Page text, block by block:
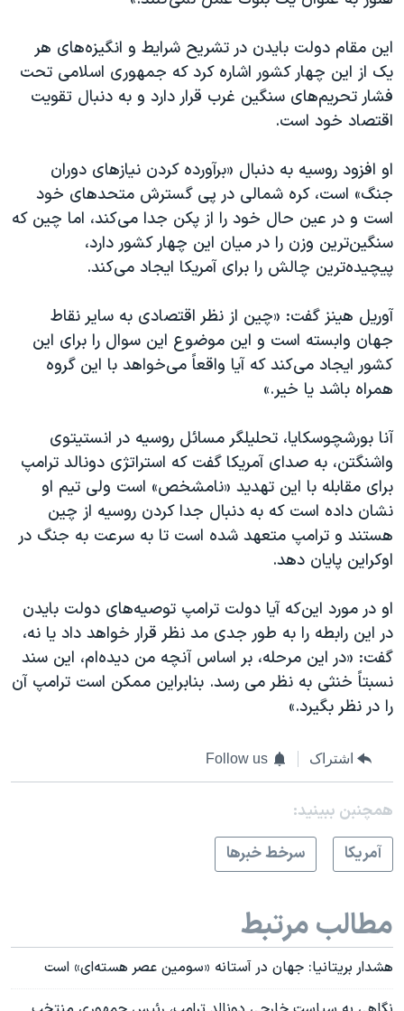
این مقام دولت بایدن در تشریح شرایط و انگیزه‌های هر
یک از این چهار کشور‌ اشاره کرد که جمهوری اسلامی تحت
فشار تحریم‌های سنگین غرب قرار دارد و به دنبال تقویت
اقتصاد خود است.
او افزود روسیه به دنبال «برآورده کردن نیازهای دوران
جنگ» است، کره شمالی در پی گسترش متحدهای خود
است و در عین حال خود را از پکن جدا می‌کند، اما چین که
سنگین‌ترین وزن را در میان این چهار کشور دارد،
پیچیده‌ترین چالش را برای آمریکا ایجاد می‌کند.
آوریل هینز گفت: «چین از نظر اقتصادی به سایر نقاط
جهان وابسته است و این موضوع این سوال را برای این
کشور ایجاد می‌کند که آیا واقعاً می‌خواهد با این گروه‌
همراه باشد یا خیر.»
آنا بورشچوسکایا، تحلیلگر مسائل روسیه در انستیتوی
واشنگتن، به صدای آمریکا گفت که استراتژی دونالد ترامپ
برای مقابله با این تهدید «نامشخص» است ولی تیم او
نشان داده است که به دنبال جدا کردن روسیه از چین
هستند و ترامپ متعهد شده است تا به سرعت به جنگ در
اوکراین پایان دهد.
او در مورد این‌که آیا دولت ترامپ توصیه‌های دولت بایدن
در این رابطه را به طور جدی مد نظر قرار خواهد داد یا نه،
گفت: «در این مرحله، بر اساس آنچه من دیده‌ام، این سند
نسبتاً خنثی به نظر می رسد. بنابراین ممکن است ترامپ آن
را در نظر بگیرد.»
اشتراک Follow us
همچنبن ببینید:
آمريکا
سرخط خبرها
مطالب مرتبط
هشدار بریتانیا: جهان در آستانه «سومین عصر هسته‌ای» است